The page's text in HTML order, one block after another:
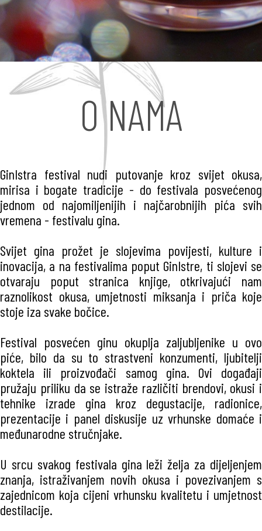
O NAMA
GinIstra festival nudi putovanje kroz svijet okusa,
mirisa i bogate tradicije - do festivala posvećenog
jednom od najomiljenijih i najčarobnijih pića svih
vremena - festivalu gina.
Svijet gina prožet je slojevima povijesti, kulture i
inovacija, a na festivalima poput GinIstre, ti slojevi se
otvaraju poput stranica knjige, otkrivajući nam
raznolikost okusa, umjetnosti miksanja i priča koje
stoje iza svake bočice.
Festival posvećen ginu okuplja zaljubljenike u ovo
piće, bilo da su to strastveni konzumenti, ljubitelji
koktela ili proizvođači samog gina. Ovi događaji
pružaju priliku da se istraže različiti brendovi, okusi i
tehnike izrade gina kroz degustacije, radionice,
prezentacije i panel diskusije uz vrhunske domaće i
međunarodne stručnjake.
U srcu svakog festivala gina leži želja za dijeljenjem
znanja, istraživanjem novih okusa i povezivanjem s
zajednicom koja cijeni vrhunsku kvalitetu i umjetnost
destilacije.